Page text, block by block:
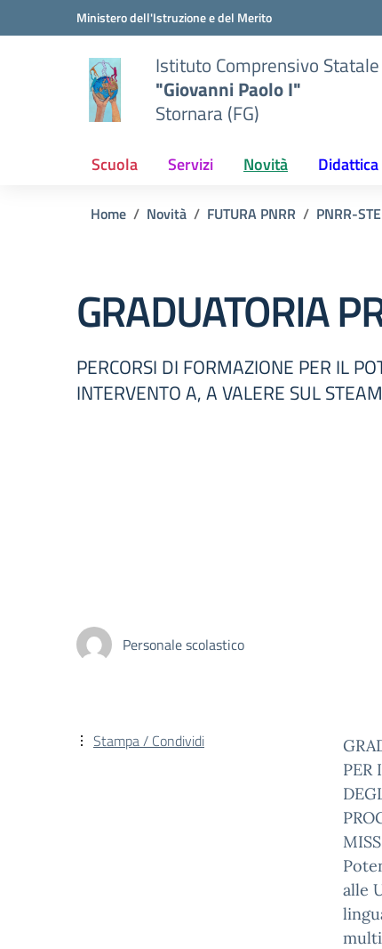
Vai ai contenuti
Vai al menu di navigazioneMinistero dell'Istruzione e del Merito
Istituto Comprensivo Statale
"Giovanni Paolo I"
Stornara (FG)
Scuola Servizi Novità Didattica
Home Novità FUTURA PNRR PNRR-
GRADUATORIA
PERCORSI DI FORMAZIONE PER IL
INTERVENTO A, A VALERE SUL
Personale scolastico
PER
alle
Stampa / Condividi